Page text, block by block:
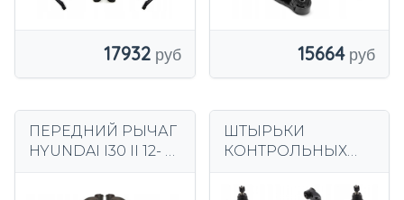
17932 15664
ПЕРЕДНИЙ РЫЧАГ
HYUNDAI I30 II 12- +
правый KIA CEE'D
ШТЫРЬКИ
КОНТРОЛЬНЫХ
06-09 HYUNDAI I30